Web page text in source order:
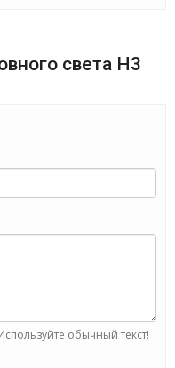
света H3
обычный текст!